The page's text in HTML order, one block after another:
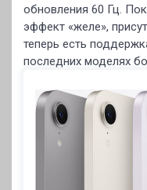
обновления 60 Гц.
эффект «желе»,
теперь есть
последних моделях